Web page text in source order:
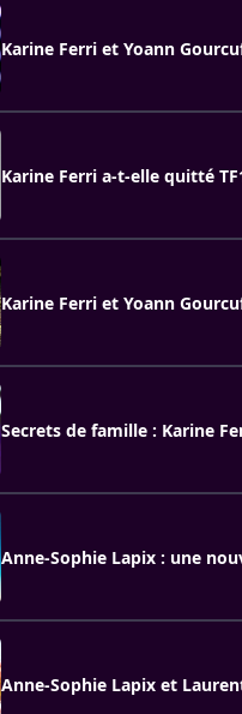
Karine Ferri et Yoann
Karine Ferri a-t-elle quitté
Karine Ferri et Yoann
Secrets de famille : Karine
Anne-Sophie Lapix : une
Anne-Sophie Lapix et